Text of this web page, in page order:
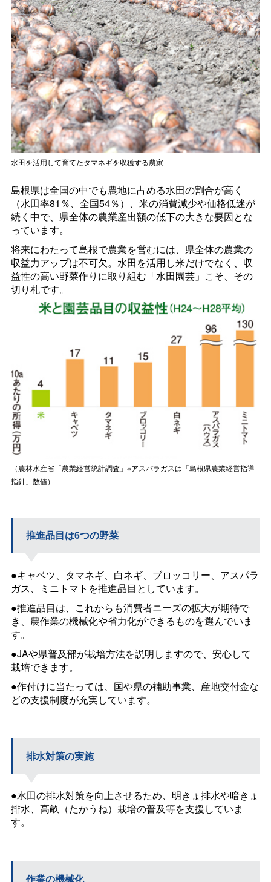
水田を活用して育てたタマネギを収穫する農家
島根県は全国の中でも農地に占める水田の割合が高く
（水田率81％、全国54％）、米の消費減少や価格低迷が
続く中で、県全体の農業産出額の低下の大きな要因とな
っています。
将来にわたって島根で農業を営むには、県全体の農業の
収益力アップは不可欠。水田を活用し米だけでなく、収
益性の高い野菜作りに取り組む「水田園芸」こそ、その
切り札です。
（農林水産省「農業経営統計調査」※アスパラガスは「島根県農業経営指導
指針」数値）
推進品目は6つの野菜
●キャベツ、タマネギ、白ネギ、ブロッコリー、アスパラ
ガス、ミニトマトを推進品目としています。
●推進品目は、これからも消費者ニーズの拡大が期待で
き、農作業の機械化や省力化ができるものを選んでいま
す。
●JAや県普及部が栽培方法を説明しますので、安心して
栽培できます。
●作付けに当たっては、国や県の補助事業、産地交付金な
どの支援制度が充実しています。
排水対策の実施
●水田の排水対策を向上させるため、明きょ排水や暗きょ
排水、高畝（たかうね）栽培の普及等を支援していま
す。
作業の機械化